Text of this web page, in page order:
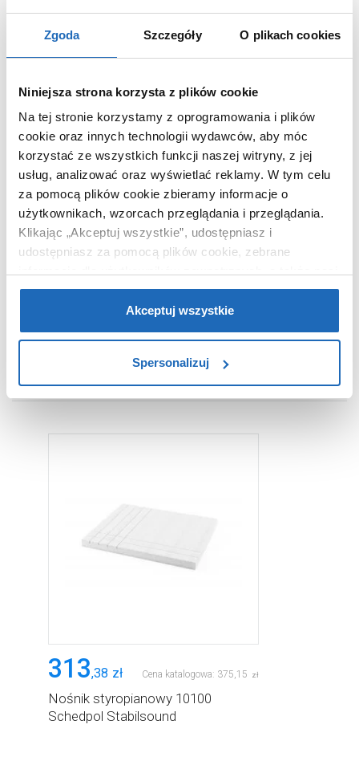
Zgoda Szczegóły O plikach cookies
Niniejsza strona korzysta z plików cookie
Na tej stronie korzystamy z oprogramowania i plików
cookie oraz innych technologii wydawców, aby móc
korzystać ze wszystkich funkcji naszej witryny, z jej
usług, analizować oraz wyświetlać reklamy. W tym celu
za pomocą plików cookie zbieramy informacje o
użytkownikach, wzorcach przeglądania i przeglądania.
Klikając „Akceptuj wszystkie”, udostępniasz i
udostępniasz za pomocą plików cookie, zebrane
partnerzy reklamowi.Jeśli chcesz, włącz „Tylko
wymagane pliki cookie”.Pamiętaj jednak, że
zablokowane niektóre pliki cookie mogą mieć wpływ na
Aby uzyskać więcej informacji na temat plików plików
Akceptuj wszystkie
Spersonalizuj
Kształt
prostokątny
Kolor
biały
Materiał
akrylowo-
Krótszy bok
80 cm
Kod EAN
5902627745966
Wymiary z
opakowaniem
148 x 5 x 88 cm
Waga z
opakowaniem
13,40 kg
313,38 zł Cena katalogowa: 375,15 zł
Nośnik styropianowy 10100
Schedpol Stabilsound